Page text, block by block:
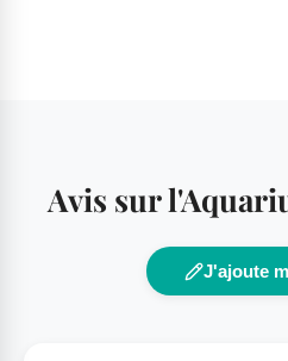
Avis sur
J'ajoute